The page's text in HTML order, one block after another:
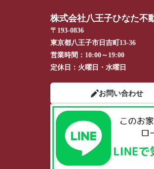
株式会社八王子ひなた不
〒193-0836
東京都八王子市日吉町13-36
営業時間： 10:00～19:00
定休日： 火曜日・水曜日
お問い合わせ